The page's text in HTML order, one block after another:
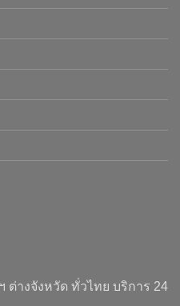
ต่างจังหวัด ทั่วไทย บริการ 24